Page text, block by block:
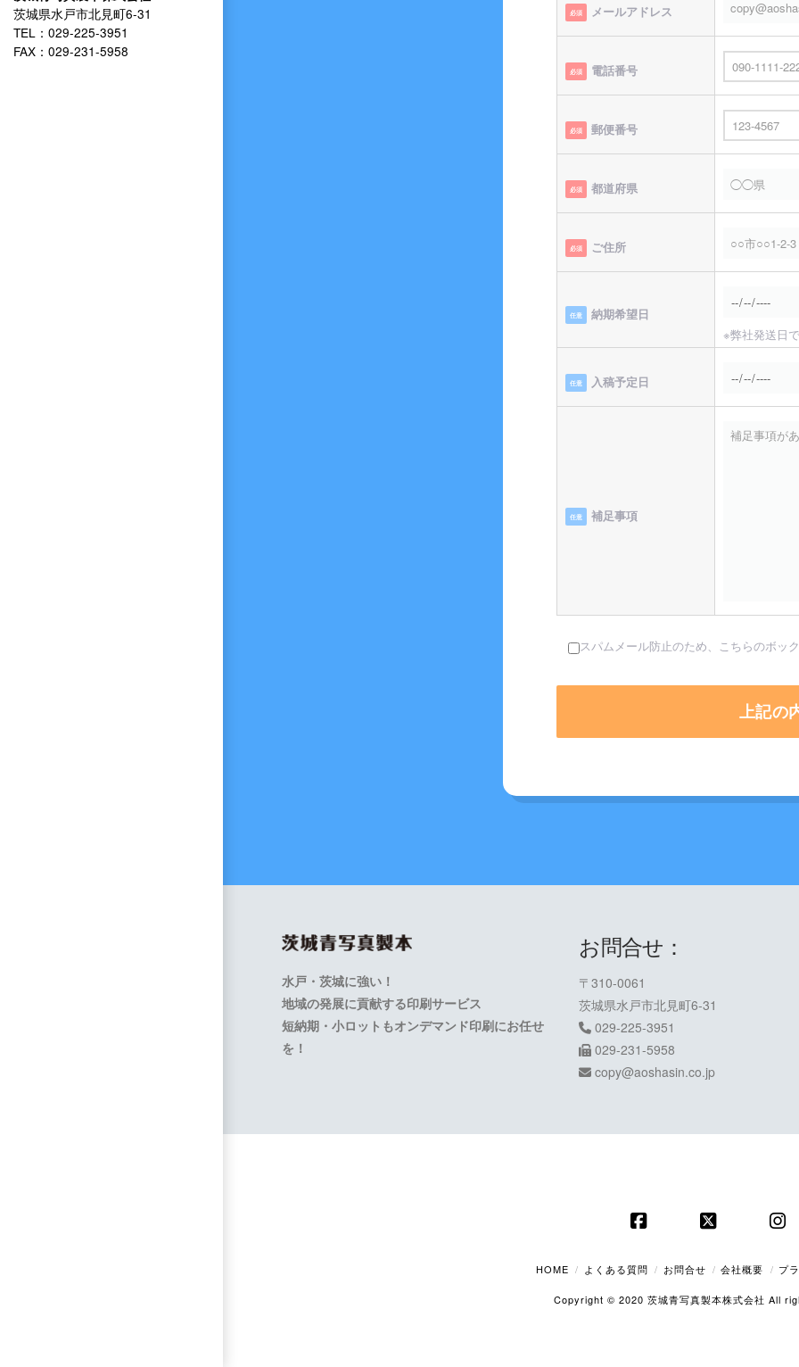
茨城県水戸市北見町6-31
TEL：029-225-3951
FAX：029-231-5958
必須 メールアドレス
必須 電話番号
必須 郵便番号
必須 都道府県
必須 ご住所
任意
納期希望日
※弊社発送日
任意 入稿予定日
任意 補足事項
スパムメール防止のため、こちらのボッ
水戸・茨城に強い！
地域の発展に貢献する印刷サービス
短納期・小ロットもオンデマンド印刷にお任せ
を！
お問合せ：
〒310-0061
茨城県水戸市北見町6-31
029-225-3951
029-231-5958
copy@aoshasin.co.jp
Facebook
X
HOME よくある質問 お問合せ 会社概要 プ
Copyright © 2020 茨城青写真製本株式会社 All